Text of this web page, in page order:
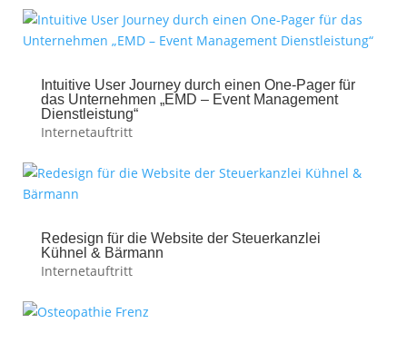
Intuitive User Journey durch einen One-Pager für
das Unternehmen „EMD – Event Management
Dienstleistung“
Internetauftritt
Redesign für die Website der Steuerkanzlei
Kühnel & Bärmann
Internetauftritt